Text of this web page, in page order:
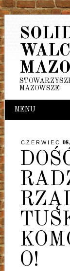
MAZOWSZE
Main
Skip
to
content
MENU
CZERWIEC
O!